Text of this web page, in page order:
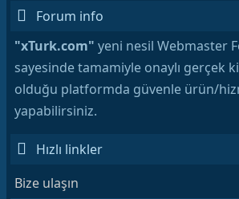
Forum info
"xTurk.com" yeni nesil Webmaster
sayesinde tamamiyle onaylı gerçek
olduğu platformda güvenle ürün/
yapabilirsiniz.
Hızlı linkler
Bize ulaşın